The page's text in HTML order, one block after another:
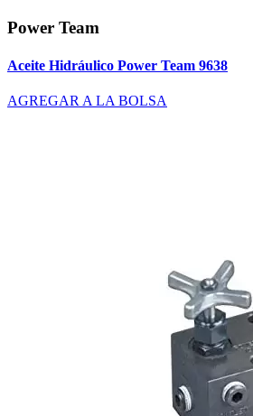
Power Team
Aceite Hidráulico Power Team 9638
AGREGAR A LA BOLSA